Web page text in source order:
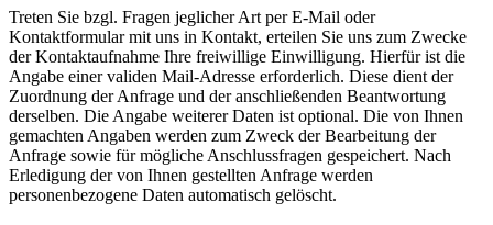
Treten Sie bzgl. Fragen jeglicher Art per E-Mail oder
Kontaktformular mit uns in Kontakt, erteilen Sie uns zum Zwecke
der Kontaktaufnahme Ihre freiwillige Einwilligung. Hierfür ist die
Angabe einer validen Mail-Adresse erforderlich. Diese dient der
Zuordnung der Anfrage und der anschließenden Beantwortung
derselben. Die Angabe weiterer Daten ist optional. Die von Ihnen
gemachten Angaben werden zum Zweck der Bearbeitung der
Anfrage sowie für mögliche Anschlussfragen gespeichert. Nach
Erledigung der von Ihnen gestellten Anfrage werden
personenbezogene Daten automatisch gelöscht.